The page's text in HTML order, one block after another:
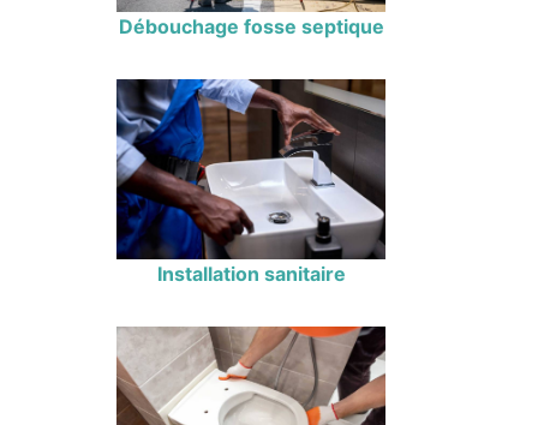
Débouchage fosse septique
Installation sanitaire